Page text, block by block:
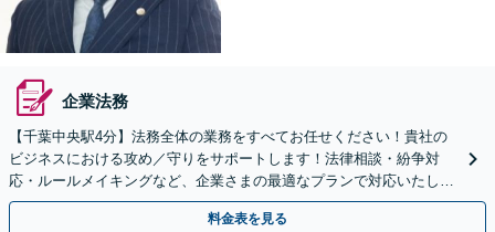
企業法務
【千葉中央駅4分】法務全体の業務をすべてお任せください！貴社の
ビジネスにおける攻め／守りをサポートします！法律相談・紛争対
応・ルールメイキングなど、企業さまの最適なプランで対応いたしま
す。お試しでの委託も可能ですので、一度ご相談ください。
料金表を見る